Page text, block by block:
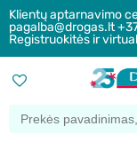
Klientų aptarnavimo
pagalba@drogas.lt
Registruokitės ir